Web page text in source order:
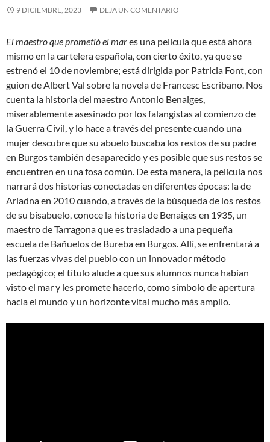
9 DICIEMBRE, 2023 DEJA UN COMENTARIO
El maestro que prometió el mares una película que está ahora
mismo en la cartelera española, con cierto éxito, ya que se
estrenó el 10 de noviembre; está dirigida por Patricia Font, con
guion de Albert Val sobre la novela de Francesc Escribano. Nos
cuenta la historia del maestro Antonio Benaiges,
miserablemente asesinado por los falangistas al comienzo de
la Guerra Civil, y lo hace a través del presente cuando una
mujer descubre que su abuelo buscaba los restos de su padre
en Burgos también desaparecido y es posible que sus restos se
encuentren en una fosa común. De esta manera, la película nos
narrará dos historias conectadas en diferentes épocas: la de
Ariadna en 2010 cuando, a través de la búsqueda de los restos
de su bisabuelo, conoce la historia de Benaiges en 1935, un
maestro de Tarragona que es trasladado a una pequeña
escuela de Bañuelos de Bureba en Burgos. Allí, se enfrentará a
las fuerzas vivas del pueblo con un innovador método
pedagógico; el título alude a que sus alumnos nunca habían
visto el mar y les promete hacerlo, como símbolo de apertura
hacia el mundo y un horizonte vital mucho más amplio.